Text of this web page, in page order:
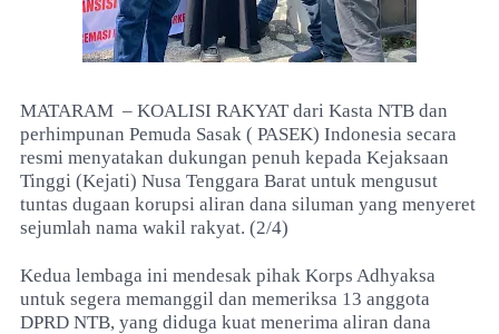
MATARAM – KOALISI RAKYAT dari Kasta NTB dan
perhimpunan Pemuda Sasak ( PASEK) Indonesia secara
resmi menyatakan dukungan penuh kepada Kejaksaan
Tinggi (Kejati) Nusa Tenggara Barat untuk mengusut
tuntas dugaan korupsi aliran dana siluman yang menyeret
sejumlah nama wakil rakyat. (2/4)
Kedua lembaga ini mendesak pihak Korps Adhyaksa
untuk segera memanggil dan memeriksa 13 anggota
DPRD NTB, yang diduga kuat menerima aliran dana